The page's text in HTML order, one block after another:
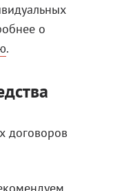
о
.
договоров